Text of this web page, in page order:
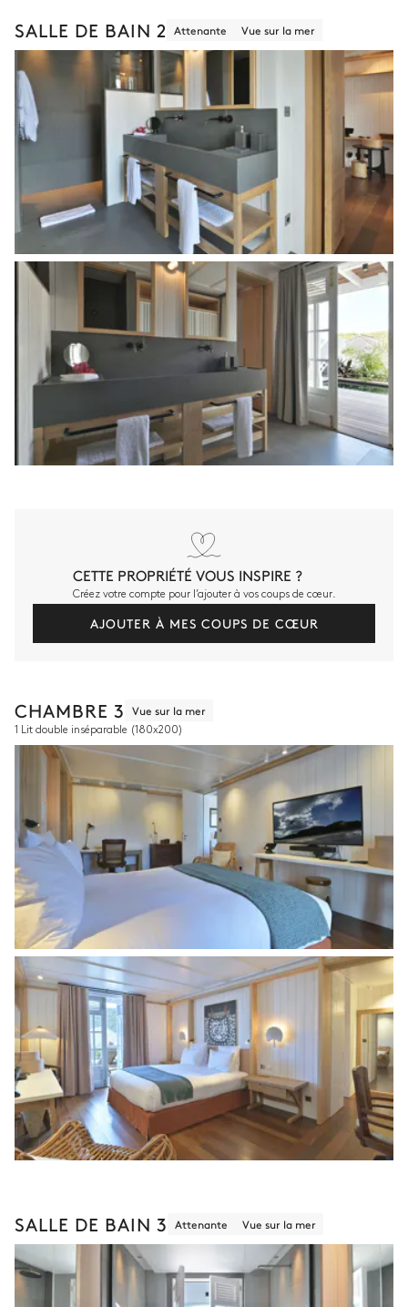
SALLE DE BAIN 2 Attenante Vue sur la mer
CETTE PROPRIÉTÉ VOUS INSPIRE ?
Créez votre compte pour l’ajouter à vos coups de cœur.
AJOUTER À MES COUPS DE CŒUR
CHAMBRE 3 Vue sur la mer
1 Lit double inséparable (180x200)
SALLE DE BAIN 3 Attenante Vue sur la mer